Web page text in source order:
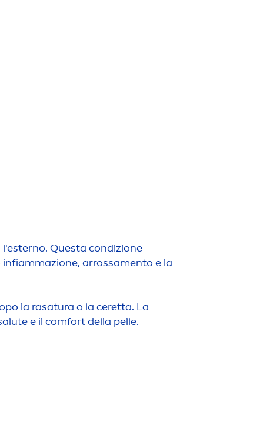
Questa condizione
arrossamento e la
la rasatura o la ceretta. La
e il comfort della pelle.